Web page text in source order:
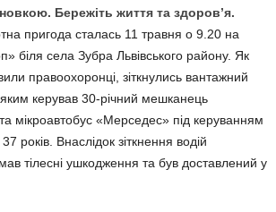
Бережіть життя та здоров’я.
пригода сталась 11 травня о 9.20 на
біля села Зубра Львівського району. Як
правоохоронці, зіткнулись вантажний
керував 30-річний мешканець
мікроавтобус «Мерседес» під керуванням
років. Внаслідок зіткнення водій
тілесні ушкодження та був доставлений у